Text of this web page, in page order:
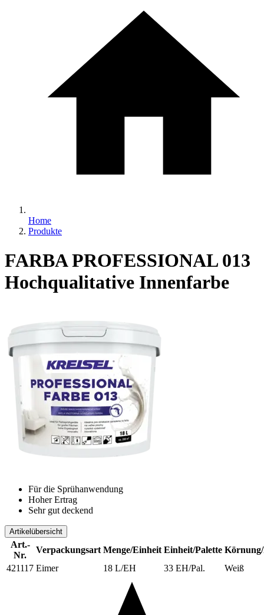
Home
Produkte
FARBA PROFESSIONAL 013
Hochqualitative Innenfarbe
Für die Sprühanwendung
Hoher Ertrag
Sehr gut deckend
Artikelübersicht
Art.-
Nr.
Verpackungsart Menge/Einheit Einheit/Palette
421117 Eimer 18 L/EH 33 EH/Pal. Weiß